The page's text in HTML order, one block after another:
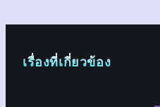
เรื่องที่เกี่ยวข้อง